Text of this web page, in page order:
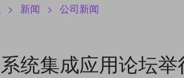
> 新闻 > 公司新闻
统集成应用论坛举